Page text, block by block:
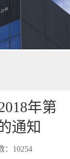
年第
通知
：10254